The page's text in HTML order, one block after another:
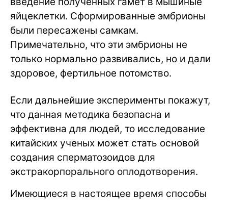
яйцеклетки. Сформированные эмбрионы
были пересажены самкам.
Примечательно, что эти эмбрионы не
только нормально развивались, но и дали
здоровое, фертильное потомство.
Если дальнейшие эксперименты покажут,
что данная методика безопасна и
эффективна для людей, то исследование
китайских ученых может стать основой
создания сперматозоидов для
экстракорпорального оплодотворения.
Имеющиеся в настоящее время способы